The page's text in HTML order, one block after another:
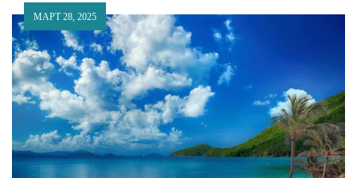
МАРТ 28, 2025